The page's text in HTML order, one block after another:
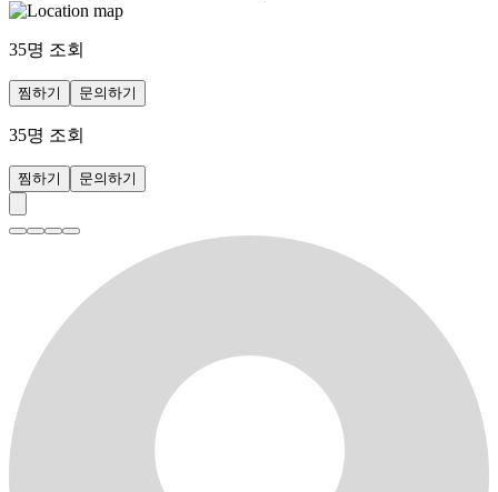
35명 조회
찜하기 문의하기
35명 조회
찜하기 문의하기